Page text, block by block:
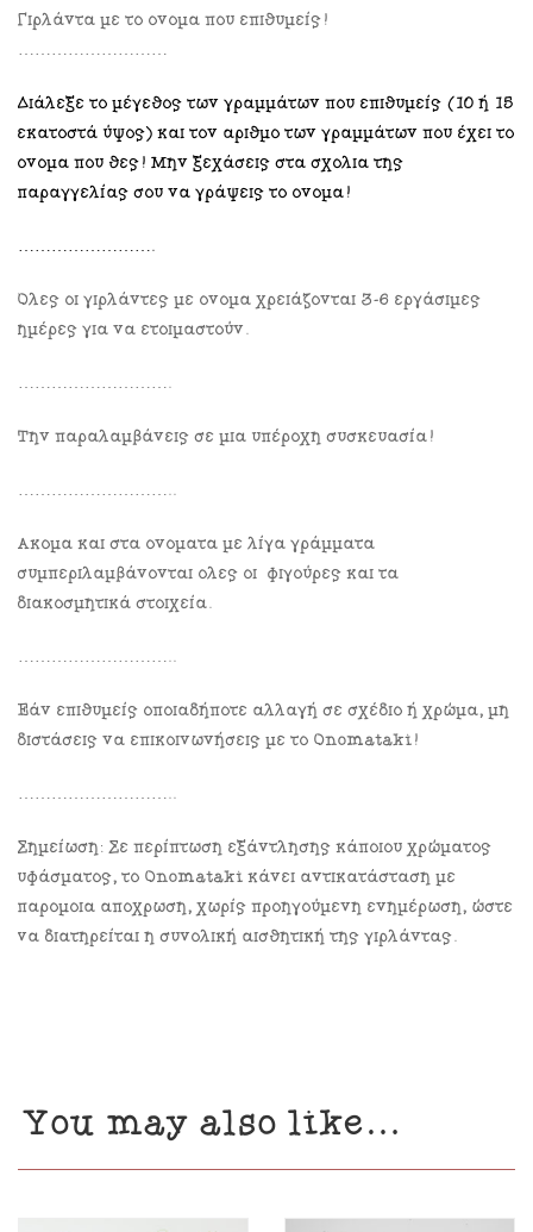
Γιρλάντα με το όνομα που επιθυμείς!
………………………
Διάλεξε το μέγεθος των γραμμάτων που επιθυμείς (10 ή 15
εκατοστά ύψος) και τον αριθμό των γραμμάτων που έχει το
όνομα που θες! Μην ξεχάσεις στα σχόλια της
παραγγελίας σου να γράψεις το όνομα!
…………………….
Όλες οι γιρλάντες με όνομα χρειάζονται 3-6 εργάσιμες
ημέρες για να ετοιμαστούν.
……………………….
Την παραλαμβάνεις σε μια υπέροχη συσκευασία!
………………………..
Ακόμα και στα ονόματα με λίγα γράμματα
συμπεριλαμβάνονται όλες οι φιγούρες και τα
διακοσμητικά στοιχεία.
………………………..
Εάν επιθυμείς οποιαδήποτε αλλαγή σε σχέδιο ή χρώμα, μη
διστάσεις να επικοινωνήσεις με το Onomataki!
………………………..
Σημείωση: Σε περίπτωση εξάντλησης κάποιου χρώματος
υφάσματος, το Onomataki κάνει αντικατάσταση με
παρόμοια απόχρωση, χωρίς προηγούμενη ενημέρωση, ώστε
να διατηρείται η συνολική αισθητική της γιρλάντας.
You may also like…